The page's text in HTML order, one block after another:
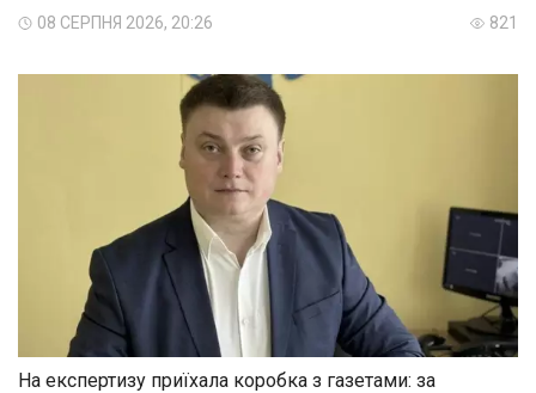
08 СЕРПНЯ 2026, 20:26 821
На експертизу приїхала коробка з газетами: за